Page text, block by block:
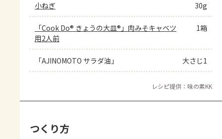
小ねぎ 30g
「Cook Do® きょうの大皿®」肉みそキャベツ
用2人前
1箱
「AJINOMOTO サラダ油」 大さじ1
レシピ提供：味の素KK
つくり方